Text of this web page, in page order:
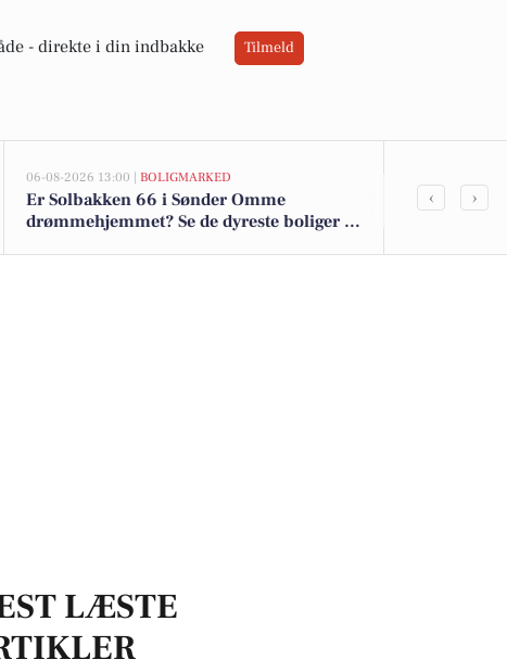
- direkte i din indbakke Tilmeld
06-08-2026 13:00 | BOLIGMARKED
Er Solbakken 66 i Sønder Omme
drømmehjemmet? Se de dyreste boliger til
Biler netop
‹ ›
LÆSTE